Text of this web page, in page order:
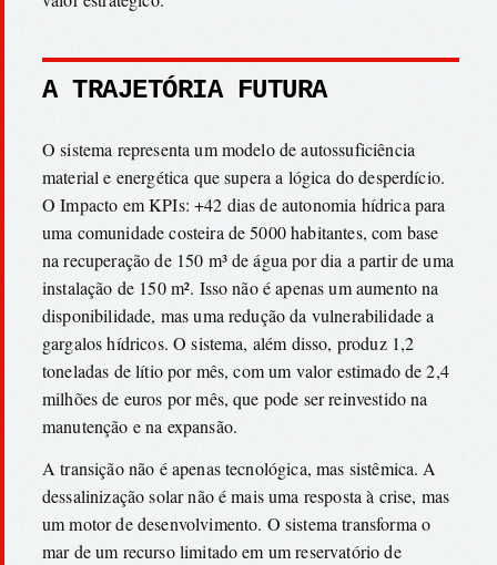
A TRAJETÓRIA FUTURA
O sistema representa um modelo de autossuficiência
material e energética que supera a lógica do desperdício.
O Impacto em KPIs: +42 dias de autonomia hídrica para
uma comunidade costeira de 5000 habitantes, com base
na recuperação de 150 m³ de água por dia a partir de uma
instalação de 150 m². Isso não é apenas um aumento na
disponibilidade, mas uma redução da vulnerabilidade a
gargalos hídricos. O sistema, além disso, produz 1,2
toneladas de lítio por mês, com um valor estimado de 2,4
milhões de euros por mês, que pode ser reinvestido na
manutenção e na expansão.
A transição não é apenas tecnológica, mas sistêmica. A
dessalinização solar não é mais uma resposta à crise, mas
um motor de desenvolvimento. O sistema transforma o
mar de um recurso limitado em um reservatório de